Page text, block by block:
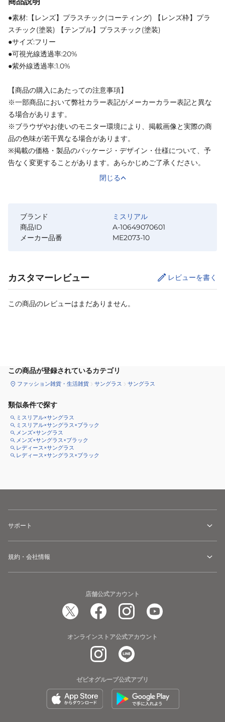
●素材:【レンズ】プラスチック(コーティング) 【レンズ枠】プラ
スチック(塗装) 【テンプル】プラスチック(塗装)
●サイズ:フリー
●可視光線透過率:20%
●紫外線透過率:1.0%
【商品の購入にあたっての注意事項】
※一部商品において弊社カラー表記がメーカーカラー表記と異な
る場合があります。
※ブラウザやお使いのモニター環境により、掲載画像と実際の商
品の色味が若干異なる場合があります。
※掲載の価格・製品のパッケージ・デザイン・仕様について、予
告なく変更することがあります。あらかじめご了承ください。
閉じる
ブランド
ミスリアル
商品ID
A-10649070601
メーカー品番
ME2073-10
カスタマーレビュー レビューを書く
この商品のレビューはまだありません。
この商品が登録されているカテゴリ
ファッション雑貨・生活雑貨 サングラス サングラス
類似条件で探す
ミスリアル×サングラス
ミスリアル×サングラス×ブラック
メンズ×サングラス
メンズ×サングラス×ブラック
レディース×サングラス
レディース×サングラス×ブラック
サポート
規約・会社情報
店舗公式アカウント
オンラインストア公式アカウント
ゼビオグループ公式アプリ